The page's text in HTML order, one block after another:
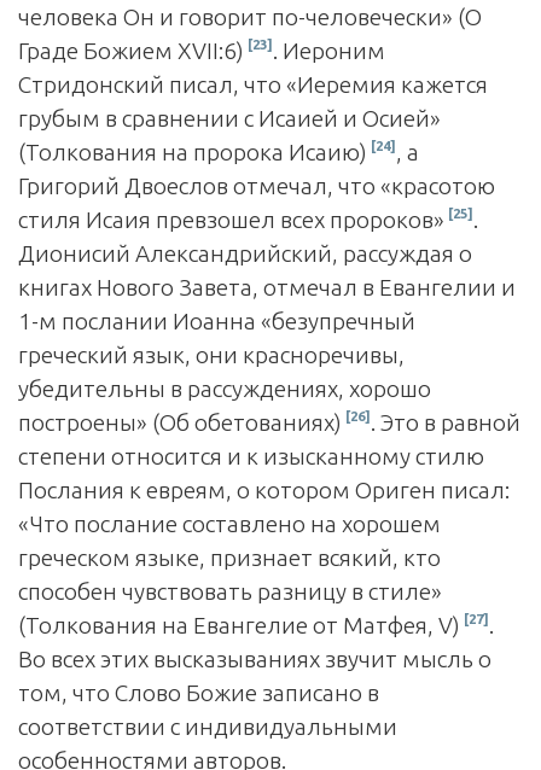
человека Он и говорит по-человечески» (О
Граде Божием ХVII:6) [23] . Иероним
Стридонский писал, что «Иеремия кажется
грубым в сравнении с Исаией и Осией»
(Толкования на пророка Исаию) [24] , а
Григорий Двоеслов отмечал, что «красотою
стиля Исаия превзошел всех пророков» [25] .
Дионисий Александрийский, рассуждая о
книгах Нового Завета, отмечал в Евангелии и
1-м послании Иоанна «безупречный
греческий язык, они красноречивы,
убедительны в рассуждениях, хорошо
построены» (Об обетованиях) [26] . Это в равной
степени относится и к изысканному стилю
Послания к евреям, о котором Ориген писал:
«Что послание составлено на хорошем
греческом языке, признает всякий, кто
способен чувствовать разницу в стиле»
(Толкования на Евангелие от Матфея, V) [27] .
Во всех этих высказываниях звучит мысль о
том, что Слово Божие записано в
соответствии с индивидуальными
особенностями авторов.